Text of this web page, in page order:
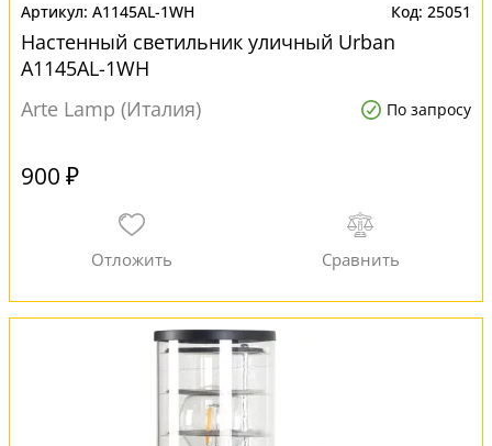
A1145AL-1WH 25051
Настенный светильник уличный Urban
A1145AL-1WH
Arte Lamp (Италия)
По запросу
900 ₽